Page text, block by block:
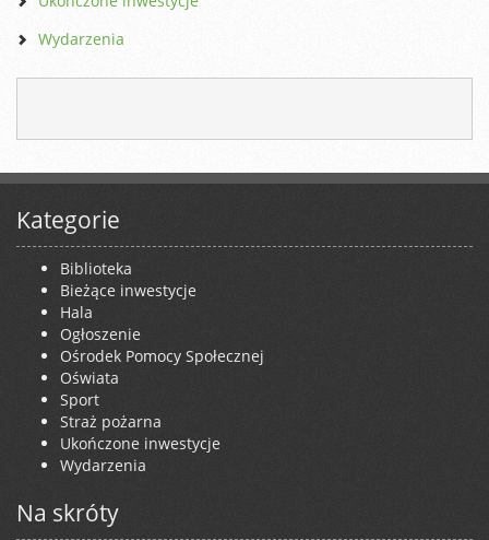
Wydarzenia
Kategorie
Biblioteka
Bieżące inwestycje
Hala
Ogłoszenie
Ośrodek Pomocy Społecznej
Oświata
Sport
Straż pożarna
Ukończone inwestycje
Wydarzenia
Na skróty